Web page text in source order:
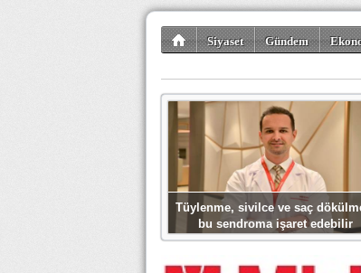
Siyaset Gündem
Tüylenme, sivilce ve saç
bu sendroma işaret edebilir